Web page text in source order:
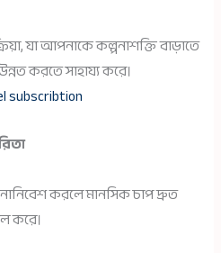
যা আপনাকে কল্পনাশক্তি বাড়াতে
করতে সাহায্য করে।
করলে মানসিক চাপ দ্রুত
করে।